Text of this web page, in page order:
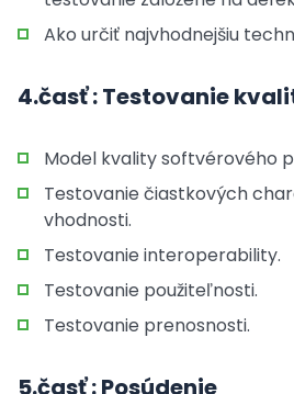
Ako určiť najvhodnejšiu
4.časť : Testovanie
Model kvality softvérového
Testovanie čiastkových
vhodnosti.
Testovanie interoperability.
Testovanie použiteľnosti.
Testovanie prenosnosti.
5.časť : Posúdenie